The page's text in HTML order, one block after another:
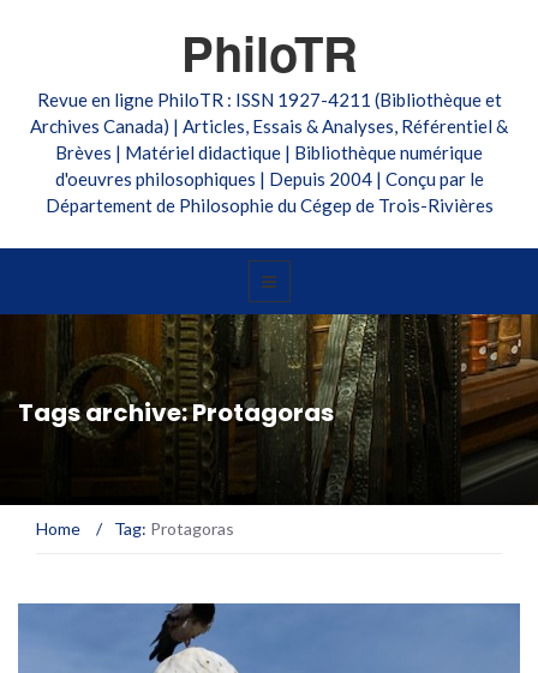
PhiloTR
Revue en ligne PhiloTR : ISSN 1927-4211 (Bibliothèque et
Archives Canada) | Articles, Essais & Analyses, Référentiel &
Brèves | Matériel didactique | Bibliothèque numérique
d'oeuvres philosophiques | Depuis 2004 | Conçu par le
Département de Philosophie du Cégep de Trois-Rivières
Tags archive: Protagoras
Home / Tag: Protagoras